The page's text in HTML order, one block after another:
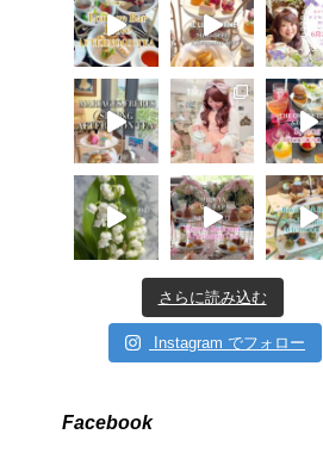
さらに読み込む
Instagram でフォロー
Facebook